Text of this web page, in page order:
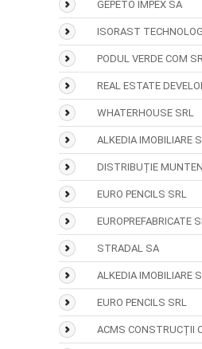
GEPETO IMPEX SA
ISORAST
PODUL VERDE COM
REAL ESTATE
WHATERHOUSE SRL
ALKEDIA IMOBILIARE
DISTRIBUȚIE
EURO PENCILS SRL
EUROPREFABRICATE
STRADAL SA
ALKEDIA IMOBILIARE
EURO PENCILS SRL
ACMS CONSTRUCȚII